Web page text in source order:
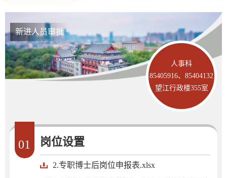
新进人员审批
人事科
85405916、 85404132
望江行政楼355室
01 岗位设置
2.专职博士后岗位申报表.xlsx